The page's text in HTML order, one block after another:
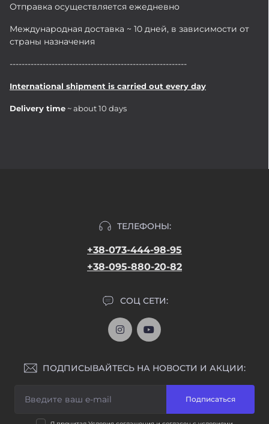
Отправка осуществляется ежедневно
Международная доставка ~ 10 дней, в зависимости от
страны назначения
-----------------------------------------------------------
International shipment is carried out every day
Delivery time ~ about 10 days
ТЕЛЕФОНЫ:
+38-073-444-98-95
+38-095-880-20-82
СОЦ СЕТИ:
ПОДПИСЫВАЙТЕСЬ НА НОВОСТИ И АКЦИИ:
Подписаться